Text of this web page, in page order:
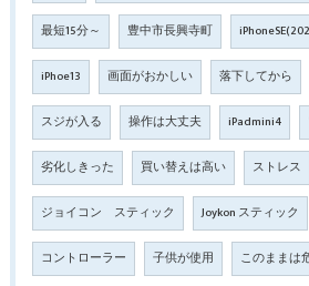
最短15分～ 豊中市長興寺町
iPhoe13 画面がおかしい 落下してから
スジが入る 操作は大丈夫 iPadmini4
劣化しきった 買い替えは高い ストレス
ジョイコン スティック Joykon スティック
コントローラー 子供が使用 このままは